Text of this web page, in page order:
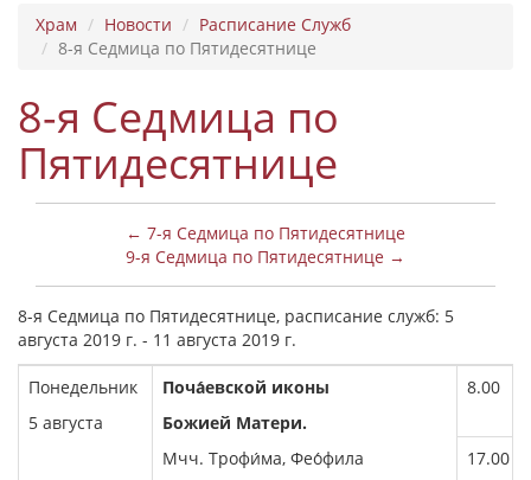
Храм Новости
Расписание Служб
8-я Седмица по Пятидесятнице
8-я Седмица по
Пятидесятнице
← 7-я Седмица по Пятидесятнице
9-я Седмица по Пятидесятнице →
8-я Седмица по Пятидесятнице, расписание служб: 5
августа 2019 г. - 11 августа 2019 г.
Понедельник
5 августа
Поча́евской иконы
Божией Матери.
Мчч. Трофи́ма, Фео́фила
8.00
17.00